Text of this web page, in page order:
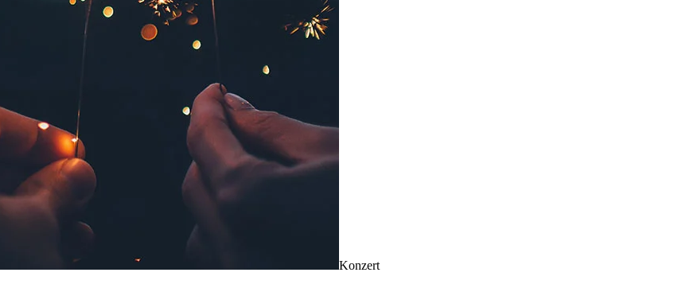
Konzert